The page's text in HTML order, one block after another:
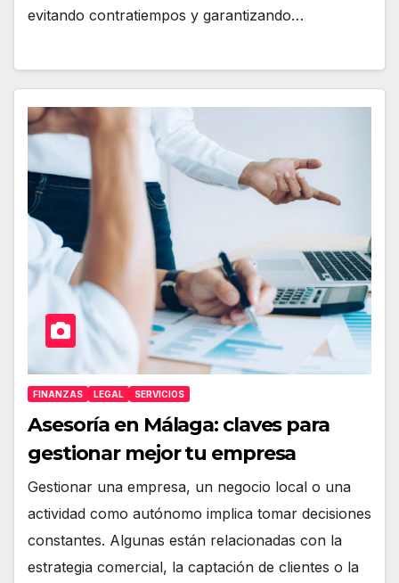
evitando contratiempos y garantizando…
FINANZAS LEGAL SERVICIOS
Asesoría en Málaga: claves para
gestionar mejor tu empresa
Gestionar una empresa, un negocio local o una
actividad como autónomo implica tomar decisiones
constantes. Algunas están relacionadas con la
estrategia comercial, la captación de clientes o la